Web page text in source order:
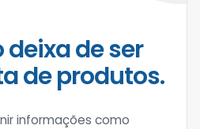
de ser
de produtos.
informações como